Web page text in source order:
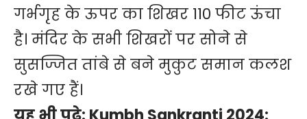
गर्भगृह के ऊपर का शिखर 110 फीट ऊंचा
है। मंदिर के सभी शिखरों पर सोने से
सुसज्जित तांबे से बने मुकुट समान कलश
रखे गए हैं।